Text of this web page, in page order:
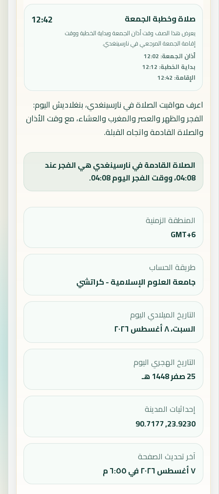
صلاة وخطبة الجمعة
يعرض هذا الصف وقت أذان الجمعة وبداية الخطبة ووقت
إقامة الجمعة المرجعي في نارسينغدي.
أذان الجمعة:
12:02
بداية الخطبة:
12:12
الإقامة:
12:42
12:42
اعرف مواقيت الصلاة في نارسينغدي، بنغلاديش اليوم:
الفجر والظهر والعصر والمغرب والعشاء، مع وقت الأذان
والصلاة القادمة واتجاه القبلة.
الصلاة القادمة في نارسينغدي هي الفجر عند
04:08، ووقت الفجر اليوم 04:08.
المنطقة الزمنية
GMT+6
طريقة الحساب
جامعة العلوم الإسلامية - كراتشي
التاريخ الميلادي اليوم
السبت، ٨ أغسطس ٢٠٢٦
التاريخ الهجري اليوم
25 صفر 1448 هـ
إحداثيات المدينة
23.9230, 90.7177
آخر تحديث الصفحة
٧ أغسطس ٢٠٢٦ في ٦:٥٥ م